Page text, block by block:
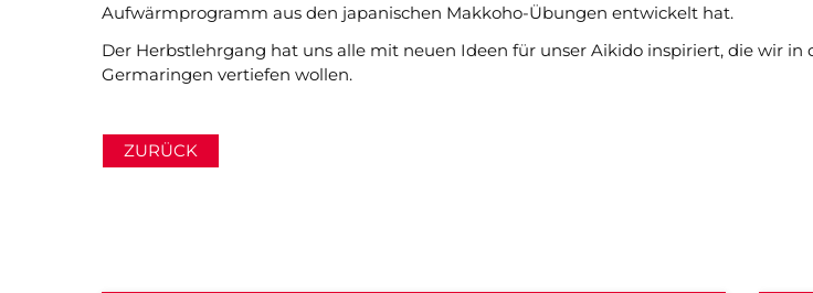
Aufwärmprogramm aus den japanischen Makkoho-Übungen entwickelt hat.
Der Herbstlehrgang hat uns alle mit neuen Ideen für unser Aikido inspiriert, die wir
Germaringen vertiefen wollen.
ZURÜCK